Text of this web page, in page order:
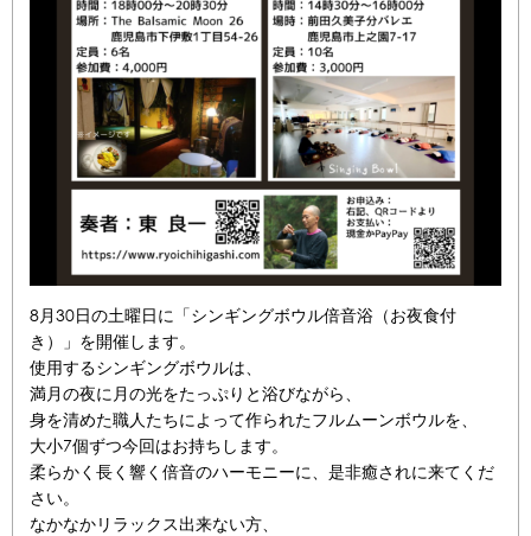
8月30日の土曜日に「シンギングボウル倍音浴（お夜食付
き）」を開催します。
使用するシンギングボウルは、
満月の夜に月の光をたっぷりと浴びながら、
身を清めた職人たちによって作られたフルムーンボウルを、
大小7個ずつ今回はお持ちします。
柔らかく長く響く倍音のハーモニーに、是非癒されに来てくだ
さい。
なかなかリラックス出来ない方、